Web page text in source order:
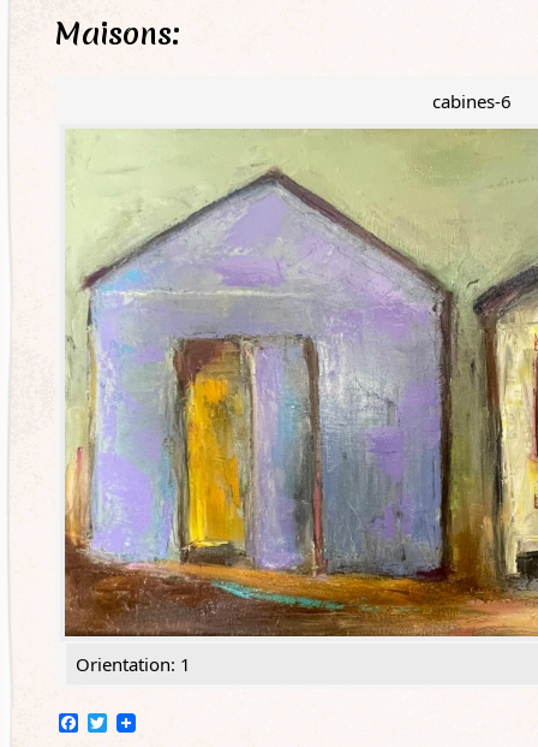
Maisons:
cabines-6
Orientation: 1
Facebook
Twitter